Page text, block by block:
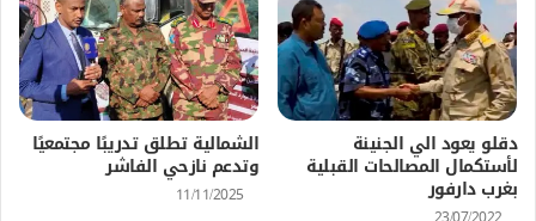
دقلو يعود الي الجنينة
لأستكمال المصالحات القبلية
بغرب دارفور
الشمالية تطلق تدريبًا مجتمعيًا
وتدعم نازحي الفاشر
11/11/2025